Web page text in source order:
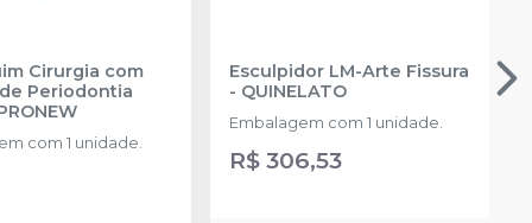
Cirurgia com
Periodontia
com 1 unidade.
Esculpidor LM-Arte Fissura
- QUINELATO
Embalagem com 1 unidade.
R$ 306,53